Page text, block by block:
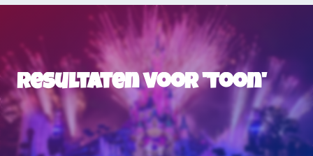
Resultaten voor 'toon'